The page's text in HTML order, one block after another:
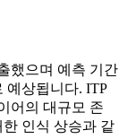
했으며 예측 기간
예상됩니다. ITP
어의 대규모 존
인식 상승과 같